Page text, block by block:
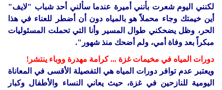
لكنني اليوم شعرت بأنني أميرة عندما سألني أحد شباب "لايف"
أين خيمتك وجاء محملاً هو بالمياه دون أن أضطر للعناء في هذا
الحر، وظل يضحكني طوال المسير وأنا التي تحملت المسئوليات
مبكراً بعد وفاة أمي، ولم أضحك منذ شهور".
دورات المياه في مخيمات غزة ... كرامة مهدرة ووباء ينتشر!
ويعتبر عدم توافر دورات المياه هي التفصيلة الأقسى في المعاناة
اليومية للنازحين في غزة، حيث يعاني النساء والأطفال وكبار